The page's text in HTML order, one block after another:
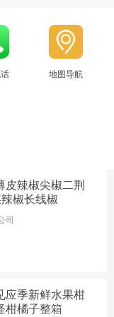
地图导航
皮辣椒尖椒二荆
椒长线椒
司
应季新鲜水果柑
柑橘子整箱